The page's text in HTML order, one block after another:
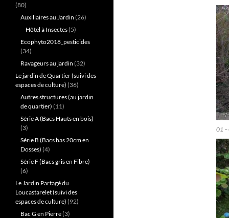
01 –
(80)
Auxiliaires au Jardin (26)
Hôtel à Insectes(5)
Ecophyto2018_pesticides
(34)
Ravageurs au jardin (32)
Le jardin de Quartier (suivi des
espaces de culture) (36)
Autres structures (au jardin
de quartier) (11)
Série A (Bacs Hauts en bois)
(3)
Série B (Bacs bas 20cm en
Dosses) (4)
Série F (Bacs gris en Fibre)
(6)
Le Jardin Partagé du
Loucastarelet (suivi des
espaces de culture) (92)
Bac G en Pierre(3)